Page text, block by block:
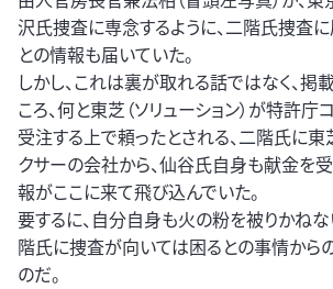
沢氏捜査に専念するように、二階氏捜査
との情報も届いていた。
しかし、これは裏が取れる話ではなく、掲
ころ、何と東芝（ソリューション）が特許
受注する上で頼ったとされる、二階氏に
クサーの会社から、仙谷氏自身も献金を
報がここに来て飛び込んでいた。
要するに、自分自身も火の粉を被りかね
階氏に捜査が向いては困るとの事情から
のだ。